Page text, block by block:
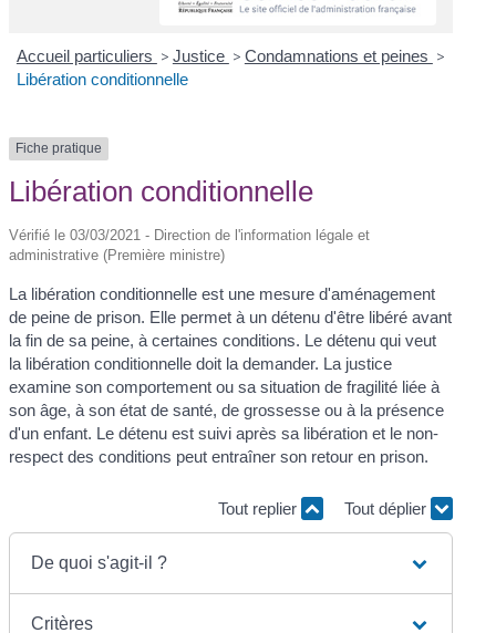
Accueil particuliers > Justice > Condamnations et peines >
Libération conditionnelle
Fiche pratique
Libération conditionnelle
Vérifié le 03/03/2021 - Direction de l'information légale et
administrative (Première ministre)
La libération conditionnelle est une mesure d'aménagement
de peine de prison. Elle permet à un détenu d'être libéré avant
la fin de sa peine, à certaines conditions. Le détenu qui veut
la libération conditionnelle doit la demander. La justice
examine son comportement ou sa situation de fragilité liée à
son âge, à son état de santé, de grossesse ou à la présence
d'un enfant. Le détenu est suivi après sa libération et le non-
respect des conditions peut entraîner son retour en prison.
Tout replier Tout déplier
De quoi s'agit-il ?
Critères